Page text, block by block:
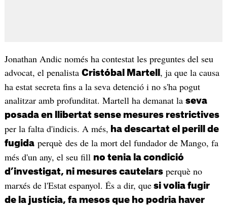
Jonathan Andic només ha contestat les preguntes del seu
advocat, el penalista Cristóbal Martell , ja que la causa
ha estat secreta fins a la seva detenció i no s'ha pogut
analitzar amb profunditat. Martell ha demanat la seva
posada en llibertat sense mesures restrictives
per la falta d'indicis. A més, ha descartat el perill de
fugidaperquè des de la mort del fundador de Mango, fa
més d'un any, el seu fill no tenia la condició
d’investigat, ni mesures cautelarsperquè no
marxés de l'Estat espanyol. És a dir, quesi volia fugir
de la justícia, fa mesos que ho podria haver